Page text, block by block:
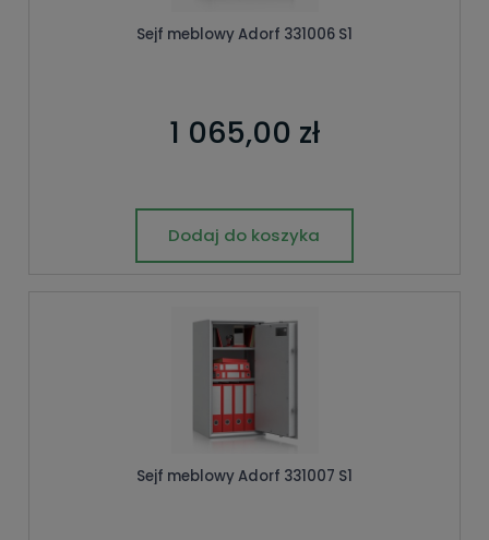
Sejf meblowy Adorf 331006 S1
1 065,00 zł
Dodaj do koszyka
Sejf meblowy Adorf 331007 S1